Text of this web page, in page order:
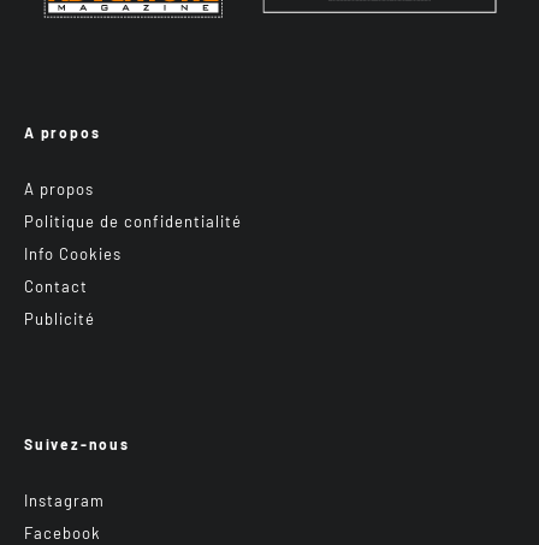
A propos
A propos
Politique de confidentialité
Info Cookies
Contact
Publicité
Suivez-nous
Instagram
Facebook